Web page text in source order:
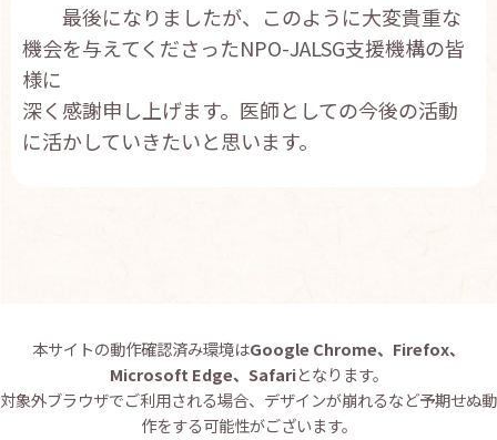
最後になりましたが、このように大変貴重な
機会を与えてくださったNPO-JALSG支援機構の皆
様に
深く感謝申し上げます。医師としての今後の活動
に活かしていきたいと思います。
本サイトの動作確認済み環境はGoogle Chrome、Firefox、
Microsoft Edge、Safariとなります。
対象外ブラウザでご利用される場合、デザインが崩れるなど予期せぬ動
作をする可能性がございます。